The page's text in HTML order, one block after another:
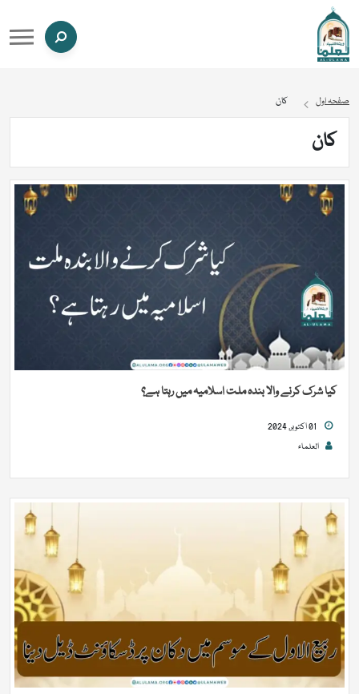
صفحہ اول کان
کان
کیا شرک کرنے والا بندہ ملت اسلامیہ میں رہتا ہے؟
العلماء